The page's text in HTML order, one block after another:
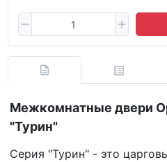
Межкомнатные двери
"Турин"
Серия "Турин" - это